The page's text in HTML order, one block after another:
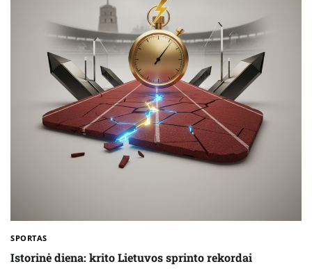
SPORTAS
Istorinė diena: krito Lietuvos sprinto rekordai